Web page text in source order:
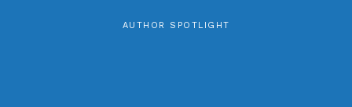
AUTHOR SPOTLIGHT